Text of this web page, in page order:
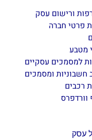
ורישום עסק
פרטי חברה
מטבע
למסמכים עסקיים
חשבוניות ומסמכים
רכבים
וורדפרס
עסק